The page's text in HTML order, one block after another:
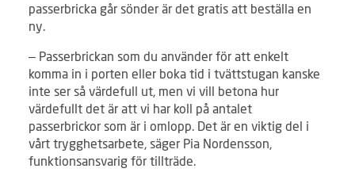
passerbricka går sönder är det gratis att beställa en
ny.
– Passerbrickan som du använder för att enkelt
komma in i porten eller boka tid i tvättstugan kanske
inte ser så värdefull ut, men vi vill betona hur
värdefullt det är att vi har koll på antalet
passerbrickor som är i omlopp. Det är en viktig del i
vårt trygghetsarbete, säger Pia Nordensson,
funktionsansvarig för tillträde.